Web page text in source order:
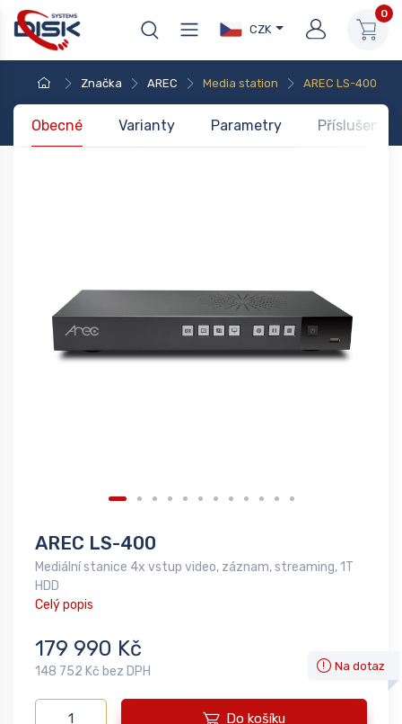
CZK
0
Značka AREC Media station AREC LS-400
Obecné Varianty Parametry
AREC LS-400
Mediální stanice 4x vstup video, záznam, streaming, 1T
HDD
Celý popis
179 990 Kč
148 752 Kč bez DPH Na dotaz
Do košíku